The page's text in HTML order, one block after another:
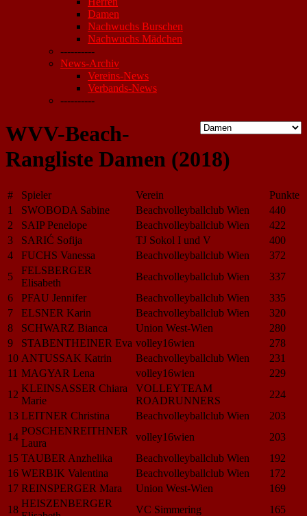
Damen
Nachwuchs Burschen
Nachwuchs Mädchen
----------
News-Archiv
Vereins-News
Verbands-News
----------
WVV-Beach-
Rangliste Damen (2018)
# Spieler Verein
Punkte
1
SWOBODA Sabine Beachvolleyballclub Wien
440
2
SAIP Penelope Beachvolleyballclub Wien
422
3
SARIĆ Sofija TJ Sokol I und V
400
4
FUCHS Vanessa Beachvolleyballclub Wien
372
5
FELSBERGER
Elisabeth
Beachvolleyballclub Wien
337
6
PFAU Jennifer Beachvolleyballclub Wien
335
7
ELSNER Karin Beachvolleyballclub Wien
320
8
SCHWARZ Bianca Union West-Wien
280
9
STABENTHEINER Eva volley16wien
278
10 ANTUSSAK Katrin Beachvolleyballclub Wien
231
11 MAGYAR Lena volley16wien
229
12
KLEINSASSER Chiara
Marie
VOLLEYTEAM
ROADRUNNERS
224
13 LEITNER Christina Beachvolleyballclub Wien
203
14
POSCHENREITHNER
Laura
volley16wien
203
15 TAUBER Anzhelika Beachvolleyballclub Wien
192
16 WERBIK Valentina Beachvolleyballclub Wien
172
17 REINSPERGER Mara Union West-Wien
169
18
HEISZENBERGER
VC Simmering
165